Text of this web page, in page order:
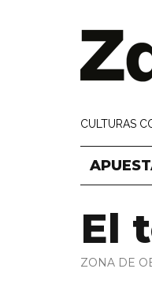
CULTURAS
El
ZONA DE